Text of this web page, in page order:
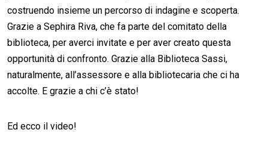
costruendo insieme un percorso di indagine e scoperta.
Grazie a Sephira Riva, che fa parte del comitato della
biblioteca, per averci invitate e per aver creato questa
opportunità di confronto. Grazie alla Biblioteca Sassi,
naturalmente, all’assessore e alla bibliotecaria che ci ha
accolte. E grazie a chi c’è stato!
Ed ecco il video!